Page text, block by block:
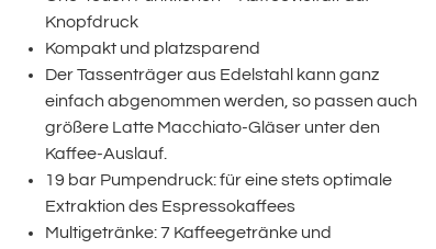
Knopfdruck
Kompakt und platzsparend
Der Tassenträger aus Edelstahl kann ganz
einfach abgenommen werden, so passen auch
größere Latte Macchiato-Gläser unter den
Kaffee-Auslauf.
19 bar Pumpendruck: für eine stets optimale
Extraktion des Espressokaffees
Multigetränke: 7 Kaffeegetränke und